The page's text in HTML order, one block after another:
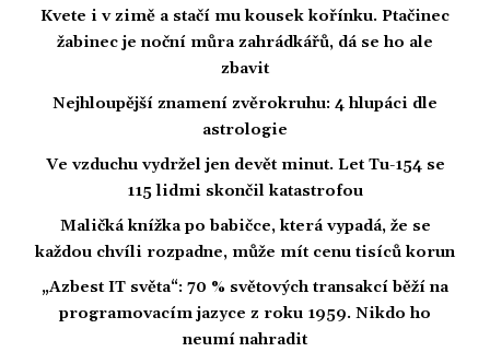
Kvete i v zimě a stačí mu kousek kořínku. Ptačinec
žabinec je noční můra zahrádkářů, dá se ho ale
zbavit
Nejhloupější znamení zvěrokruhu: 4 hlupáci dle
astrologie
Ve vzduchu vydržel jen devět minut. Let Tu-154 se
115 lidmi skončil katastrofou
Maličká knížka po babičce, která vypadá, že se
každou chvíli rozpadne, může mít cenu tisíců korun
„Azbest IT světa“: 70 % světových transakcí běží na
programovacím jazyce z roku 1959. Nikdo ho
neumí nahradit